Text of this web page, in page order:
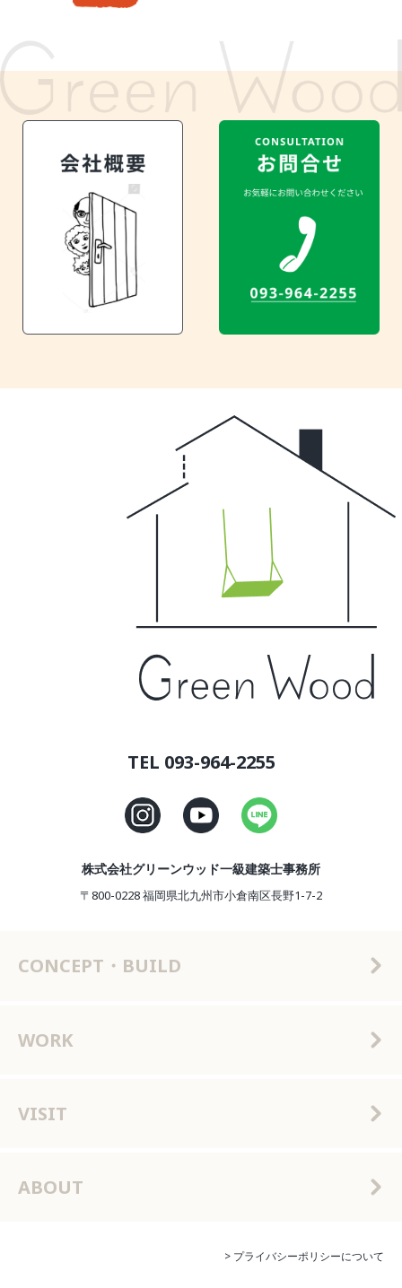
TEL 093-964-2255
株式会社グリーンウッド一級建築士事務所
〒800-0228 福岡県北九州市小倉南区長野1-7-2
CONCEPT・BUILD
WORK
VISIT
ABOUT
> プライバシーポリシーについて